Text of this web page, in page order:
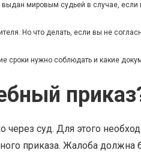
мировым судьей в случае, если
Но что делать, если вы не
сроки нужно соблюдать и какие
суд. Для этого
приказа. Жалоба должна